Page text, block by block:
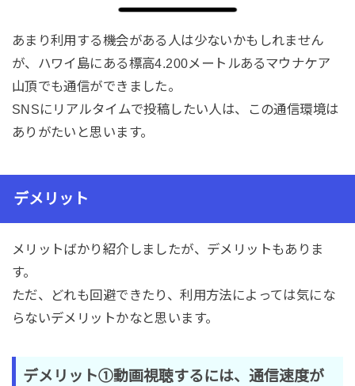
あまり利用する機会がある人は少ないかもしれません
が、ハワイ島にある標高4.200メートルあるマウナケア
山頂でも通信ができました。
SNSにリアルタイムで投稿したい人は、この通信環境は
ありがたいと思います。
デメリット
メリットばかり紹介しましたが、デメリットもありま
す。
ただ、どれも回避できたり、利用方法によっては気にな
らないデメリットかなと思います。
デメリット①動画視聴するには、通信速度が